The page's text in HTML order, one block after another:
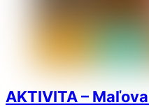
AKTIVITA –